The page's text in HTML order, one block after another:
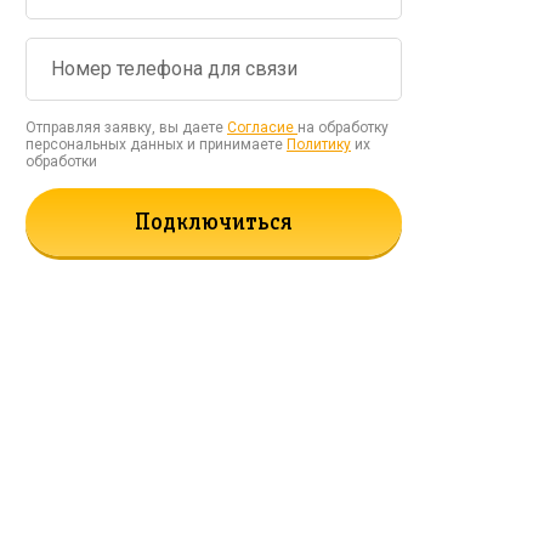
Отправляя заявку, вы даете Согласие на обработку
персональных данных и принимаете Политику их
обработки
Подключиться